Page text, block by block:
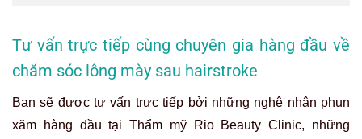
Tư vấn trực tiếp cùng chuyên gia hàng đầu về
chăm sóc lông mày sau hairstroke
Bạn sẽ được tư vấn trực tiếp bởi những nghệ nhân phun
xăm hàng đầu tại Thẩm mỹ Rio Beauty Clinic, những